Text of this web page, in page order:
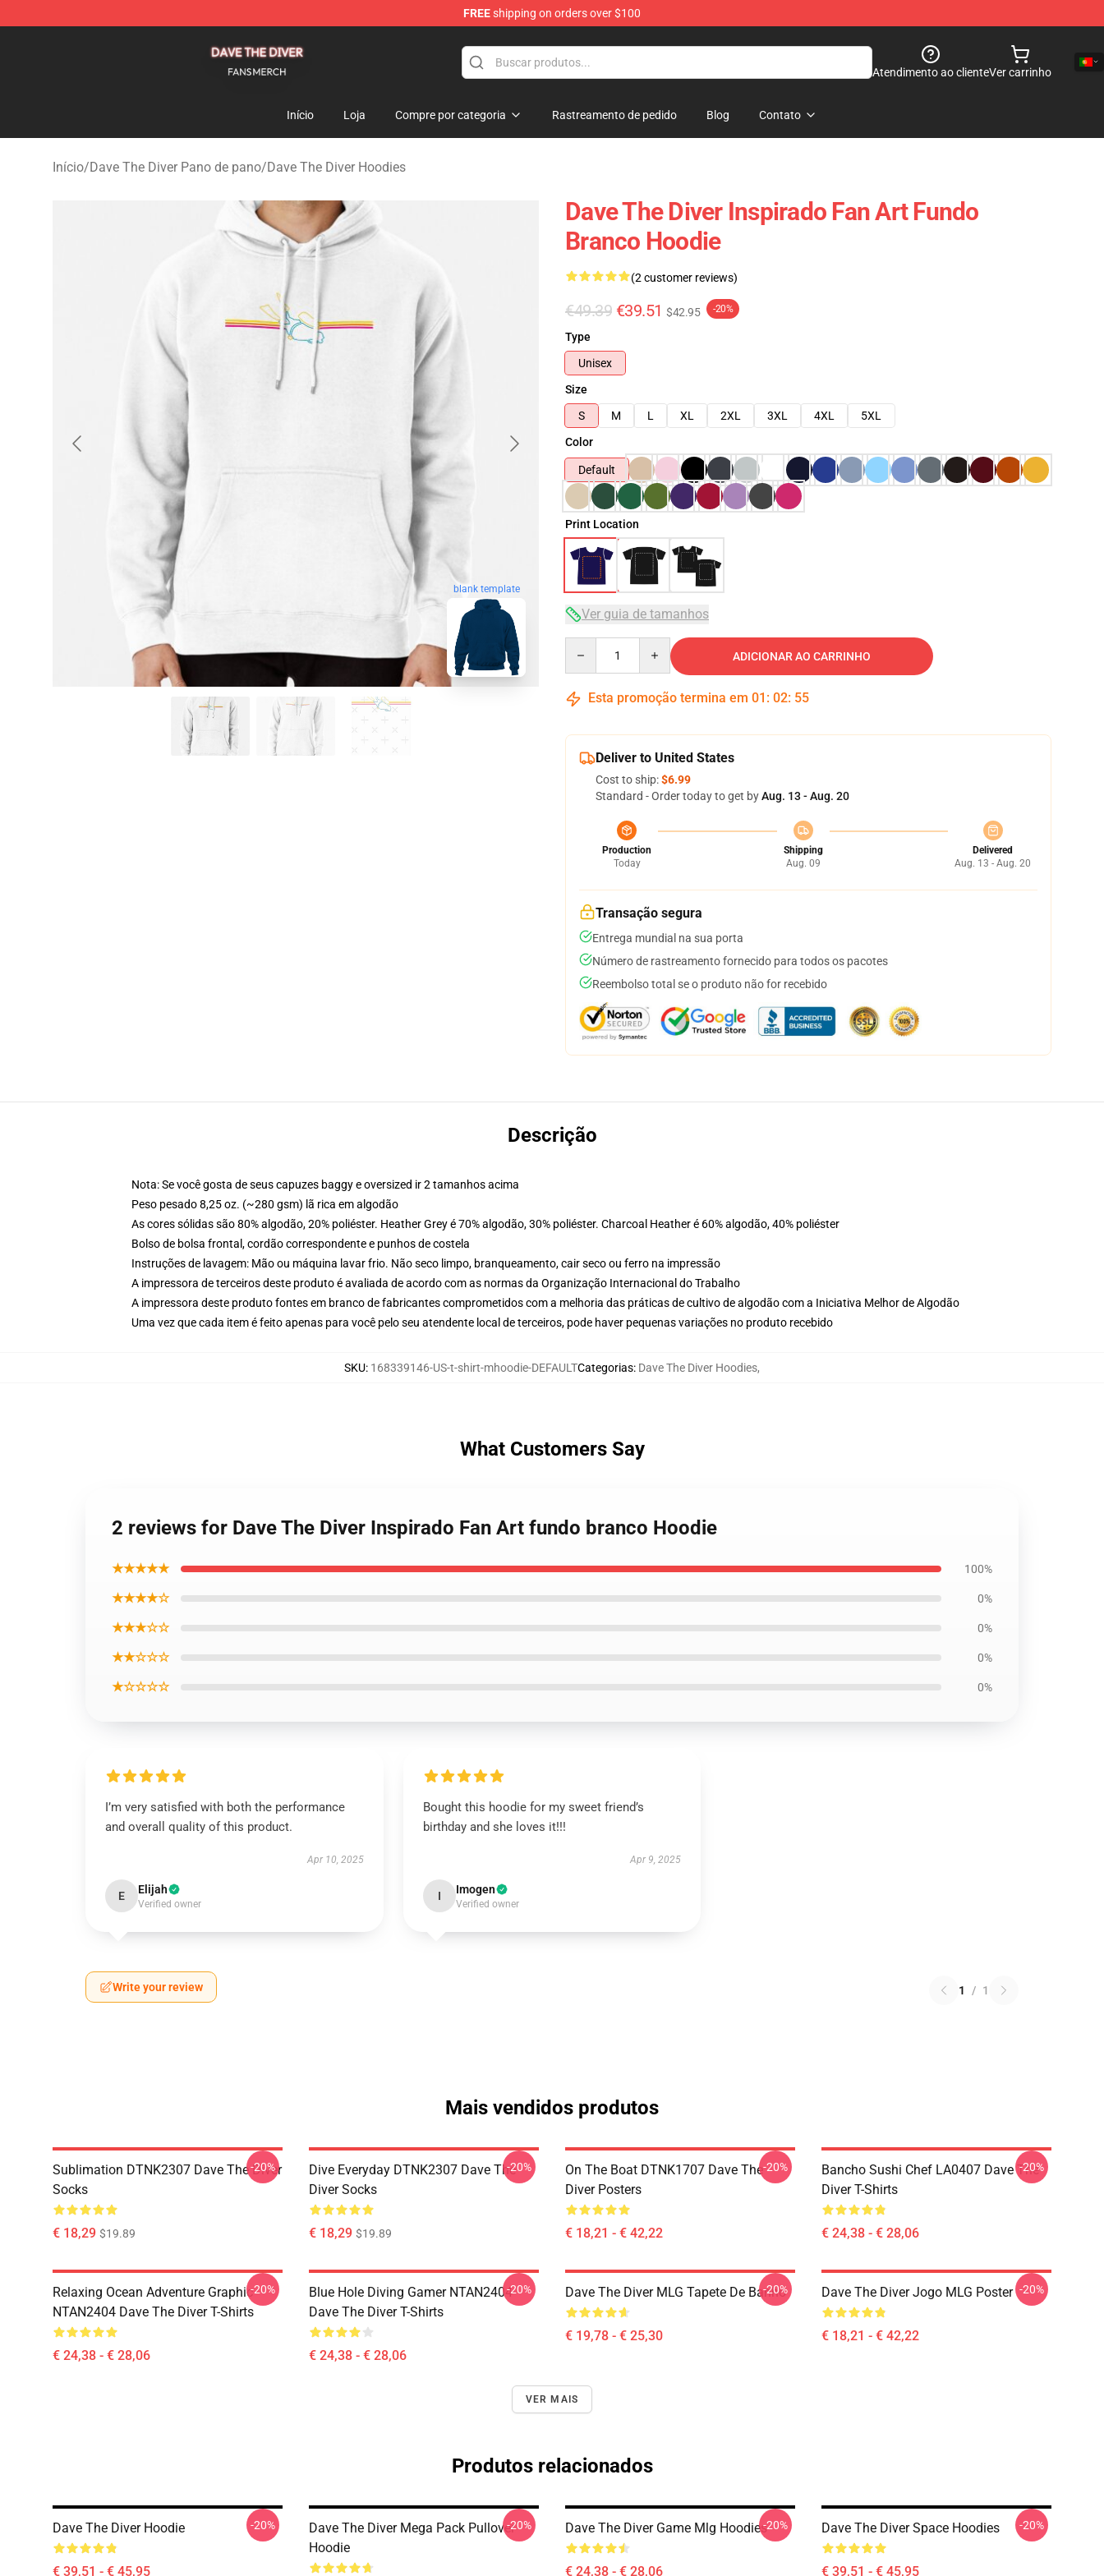
FREEshipping on orders over $100
Atendimento ao clienteVer carrinho
Início Loja Compre por categoria Rastreamento de pedido Blog Contato
Início/Dave The Diver Pano de pano/Dave The Diver Hoodies
blank template
Dave The Diver Inspirado Fan Art Fundo
Branco Hoodie
(2 customer reviews)
€49.39 €39.51 $42.95 -20%
Type
Unisex
Size
S
M L XL 2XL 3XL 4XL
5XL
Color
Default
Print Location
Ver guia de tamanhos
ADICIONAR AO CARRINHO
Esta promoção termina em 01 : 02: 54
Deliver to United States
Cost to ship:$6.99
Standard - Order today to get byAug. 13 - Aug. 20
Production
Today
Shipping
Aug. 09
Delivered
Aug. 13 - Aug. 20
Transação segura
Entrega mundial na sua porta
Número de rastreamento fornecido para todos os pacotes
Reembolso total se o produto não for recebido
Descrição
Nota: Se você gosta de seus capuzes baggy e oversized ir 2 tamanhos acima
Peso pesado 8,25 oz. (~280 gsm) lã rica em algodão
As cores sólidas são 80% algodão, 20% poliéster. Heather Grey é 70% algodão, 30% poliéster. Charcoal Heather é 60% algodão, 40% poliéster
Bolso de bolsa frontal, cordão correspondente e punhos de costela
Instruções de lavagem: Mão ou máquina lavar frio. Não seco limpo, branqueamento, cair seco ou ferro na impressão
A impressora de terceiros deste produto é avaliada de acordo com as normas da Organização Internacional do Trabalho
A impressora deste produto fontes em branco de fabricantes comprometidos com a melhoria das práticas de cultivo de algodão com a Iniciativa Melhor de Algodão
Uma vez que cada item é feito apenas para você pelo seu atendente local de terceiros, pode haver pequenas variações no produto recebido
SKU: 168339146-US-t-shirt-mhoodie-DEFAULTCategorias: Dave The Diver Hoodies,
What Customers Say
2 reviews for Dave The Diver Inspirado Fan Art fundo branco Hoodie
★★★★★ 100%
★★★★☆ 0%
★★★☆☆ 0%
★★☆☆☆ 0%
★☆☆☆☆ 0%
I’m very satisfied with both the performance
and overall quality of this product.
Apr 10, 2025
E Elijah
Verified owner
Bought this hoodie for my sweet friend’s
birthday and she loves it!!!
Apr 9, 2025
I Imogen
Verified owner
Write your review 1 / 1
Mais vendidos produtos
Sublimation DTNK2307 Dave The Diver
Socks
€ 18,29 $19.89
-20%
Dive Everyday DTNK2307 Dave The
Diver Socks
€ 18,29 $19.89
-20%
On The Boat DTNK1707 Dave The
Diver Posters
€ 18,21 - € 42,22
-20%
Bancho Sushi Chef LA0407 Dave The
Diver T-Shirts
€ 24,38 - € 28,06
-20%
Relaxing Ocean Adventure Graphic
NTAN2404 Dave The Diver T-Shirts
€ 24,38 - € 28,06
-20%
Blue Hole Diving Gamer NTAN2404
Dave The Diver T-Shirts
€ 24,38 - € 28,06
-20% Dave The Diver MLG Tapete De Banho
€ 19,78 - € 25,30
-20% Dave The Diver Jogo MLG Poster
€ 18,21 - € 42,22
-20%
VER MAIS
Produtos relacionados
Dave The Diver Hoodie
€ 39,51 - € 45,95
-20%
Dave The Diver Mega Pack Pullover
Hoodie
-20% Dave The Diver Game Mlg Hoodies
€ 24,38 - € 28,06
-20% Dave The Diver Space Hoodies
€ 39,51 - € 45,95
-20%